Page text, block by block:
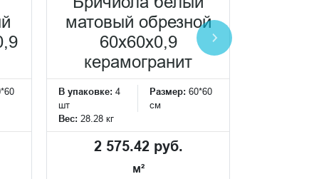
матовый обрезной
60x60x0,9
керамогранит
В упаковке: 4
шт
Размер: 60*60
см
Вес: 28.28 кг
2 575.42 руб.
м²